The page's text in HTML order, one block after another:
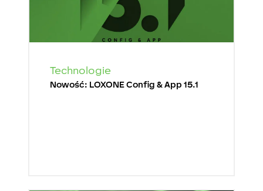
Technologie
Nowość: LOXONE Config & App 15.1